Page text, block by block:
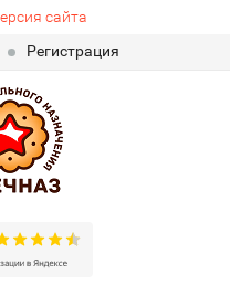
сайта
Регистрация